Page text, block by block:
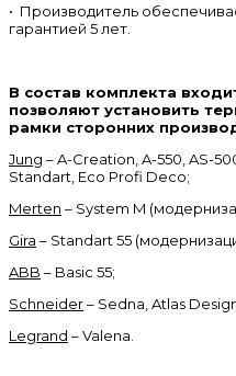
• Производитель
гарантией 5 лет.
В состав комплекта
позволяют установить
рамки сторонних
Jung – A-Creation, A-550, AS-
Standart, Eco Profi Deco;
Merten – System M
Gira – Standart 55
ABB – Basic 55;
Schneider– Sedna, Atlas
Legrand – Valena.